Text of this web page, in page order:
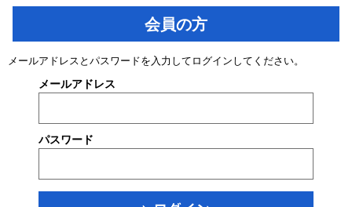
会員の方
メールアドレスとパスワードを入力してログインしてください。
メールアドレス
パスワード